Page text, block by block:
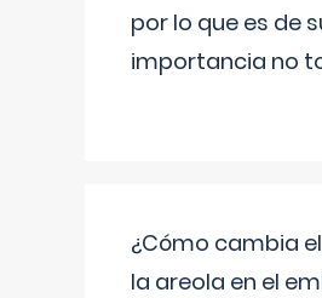
por lo que es de
importancia no
¿Cómo cambia
la areola en el